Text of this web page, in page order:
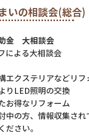
いの相談会(総合)
金 大相談会
による大相談会
エクステリアなどリフ
りLED照明の交換
お得なリフォーム
中の方、情報収集され
ださい。